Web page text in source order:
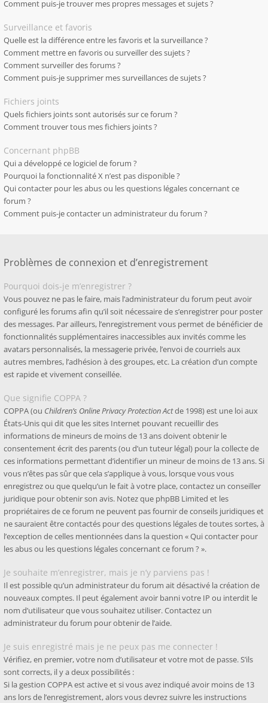
Comment puis-je trouver mes propres messages et sujets ?
Surveillance et favoris
Quelle est la différence entre les favoris et la surveillance ?
Comment mettre en favoris ou surveiller des sujets ?
Comment surveiller des forums ?
Comment puis-je supprimer mes surveillances de sujets ?
Fichiers joints
Quels fichiers joints sont autorisés sur ce forum ?
Comment trouver tous mes fichiers joints ?
Concernant phpBB
Qui a développé ce logiciel de forum ?
Pourquoi la fonctionnalité X n’est pas disponible ?
Qui contacter pour les abus ou les questions légales concernant ce
forum ?
Comment puis-je contacter un administrateur du forum ?
Problèmes de connexion et d’enregistrement
Pourquoi dois-je m’enregistrer ?
Vous pouvez ne pas le faire, mais l’administrateur du forum peut avoir
configuré les forums afin qu’il soit nécessaire de s’enregistrer pour poster
des messages. Par ailleurs, l’enregistrement vous permet de bénéficier de
fonctionnalités supplémentaires inaccessibles aux invités comme les
avatars personnalisés, la messagerie privée, l’envoi de courriels aux
autres membres, l’adhésion à des groupes, etc. La création d’un compte
est rapide et vivement conseillée.
Que signifie COPPA ?
COPPA (ou Children’s Online Privacy Protection Actde 1998) est une loi aux
États-Unis qui dit que les sites Internet pouvant recueillir des
informations de mineurs de moins de 13 ans doivent obtenir le
consentement écrit des parents (ou d’un tuteur légal) pour la collecte de
ces informations permettant d’identifier un mineur de moins de 13 ans. Si
vous n’êtes pas sûr que cela s’applique à vous, lorsque vous vous
enregistrez ou que quelqu’un le fait à votre place, contactez un conseiller
juridique pour obtenir son avis. Notez que phpBB Limited et les
propriétaires de ce forum ne peuvent pas fournir de conseils juridiques et
ne sauraient être contactés pour des questions légales de toutes sortes, à
l’exception de celles mentionnées dans la question « Qui contacter pour
les abus ou les questions légales concernant ce forum ? ».
Je souhaite m’enregistrer, mais je n’y parviens pas !
Il est possible qu’un administrateur du forum ait désactivé la création de
nouveaux comptes. Il peut également avoir banni votre IP ou interdit le
nom d’utilisateur que vous souhaitez utiliser. Contactez un
administrateur du forum pour obtenir de l’aide.
Je suis enregistré mais je ne peux pas me connecter !
Vérifiez, en premier, votre nom d’utilisateur et votre mot de passe. S’ils
sont corrects, il y a deux possibilités :
Si la gestion COPPA est active et si vous avez indiqué avoir moins de 13
ans lors de l’enregistrement, alors vous devrez suivre les instructions